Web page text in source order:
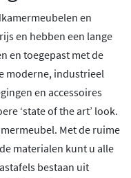
en
en hebben een lange
en toegepast met de
moderne, industrieel
en accessoires
‘state of the art’ look.
Met de ruime
materialen kunt u alle
bestaan uit